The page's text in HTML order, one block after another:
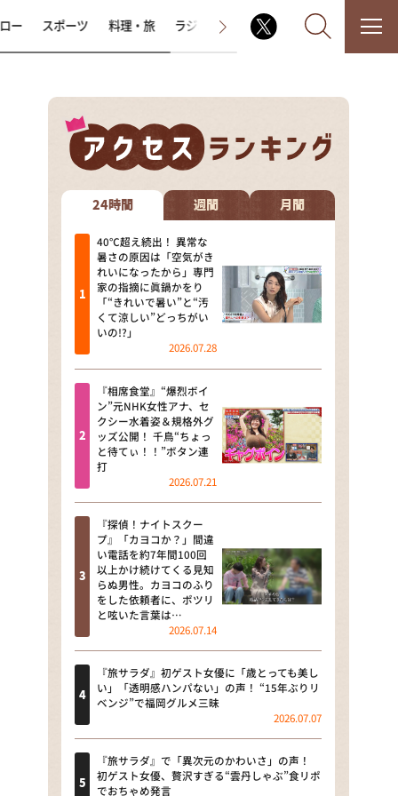
なるみ・岡村の過ぎるTV
相席食堂
これ余談なんですけど・・・
～人生密着トークバラエティ！
～ やすとものいたって真剣です
探偵！ナイトスクープ
news おかえり
河合＆A.B.C-Z塚田×福井アナ
「なんでやねん！？」（news お
かえり）
DAIGOも台所 ～きょうの献立 何
にする？～
本日はダイアンなり！シーズン２
朝だ！生です旅サラダ
教えて！ニュースライブ 正義の
ミカタ
ＬＩＦＥ～夢のカタチ～
新婚さんいらっしゃい！
ザキ山小屋本館
ー スポーツ 料理・旅 ラジオ番組 その他
24時間 週間 月間
40℃超え続出！ 異常な
暑さの原因は「空気がき
れいになったから」専門
家の指摘に眞鍋かをり
「“きれいで暑い”と“汚
くて涼しい”どっちがい
いの!?」
2026.07.28
『相席食堂』“爆烈ボイ
ン”元NHK女性アナ、セ
クシー水着姿＆規格外グ
ッズ公開！ 千鳥“ちょっ
と待てぃ！！”ボタン連
打
2026.07.21
『探偵！ナイトスクー
プ』「カヨコか？」間違
い電話を約7年間100回
以上かけ続けてくる見知
らぬ男性。カヨコのふり
をした依頼者に、ポツリ
と呟いた言葉は…
2026.07.14
『旅サラダ』初ゲスト女優に「歳とっても美し
い」「透明感ハンパない」の声！ “15年ぶりリ
ベンジ”で福岡グルメ三昧
2026.07.07
『旅サラダ』で「異次元のかわいさ」の声！
初ゲスト女優、贅沢すぎる“雲丹しゃぶ”食リポ
でおちゃめ発言